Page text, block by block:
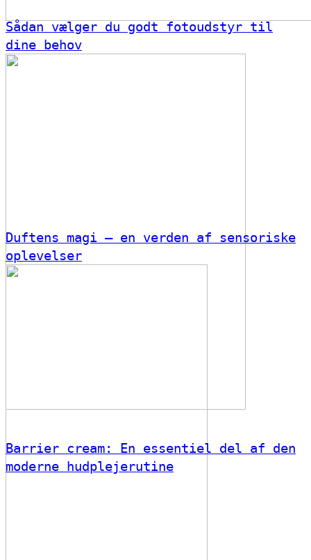
Sådan vælger du godt fotoudstyr til
dine behov
Duftens magi – en verden af sensoriske
oplevelser
Barrier cream: En essentiel del af den
moderne hudplejerutine